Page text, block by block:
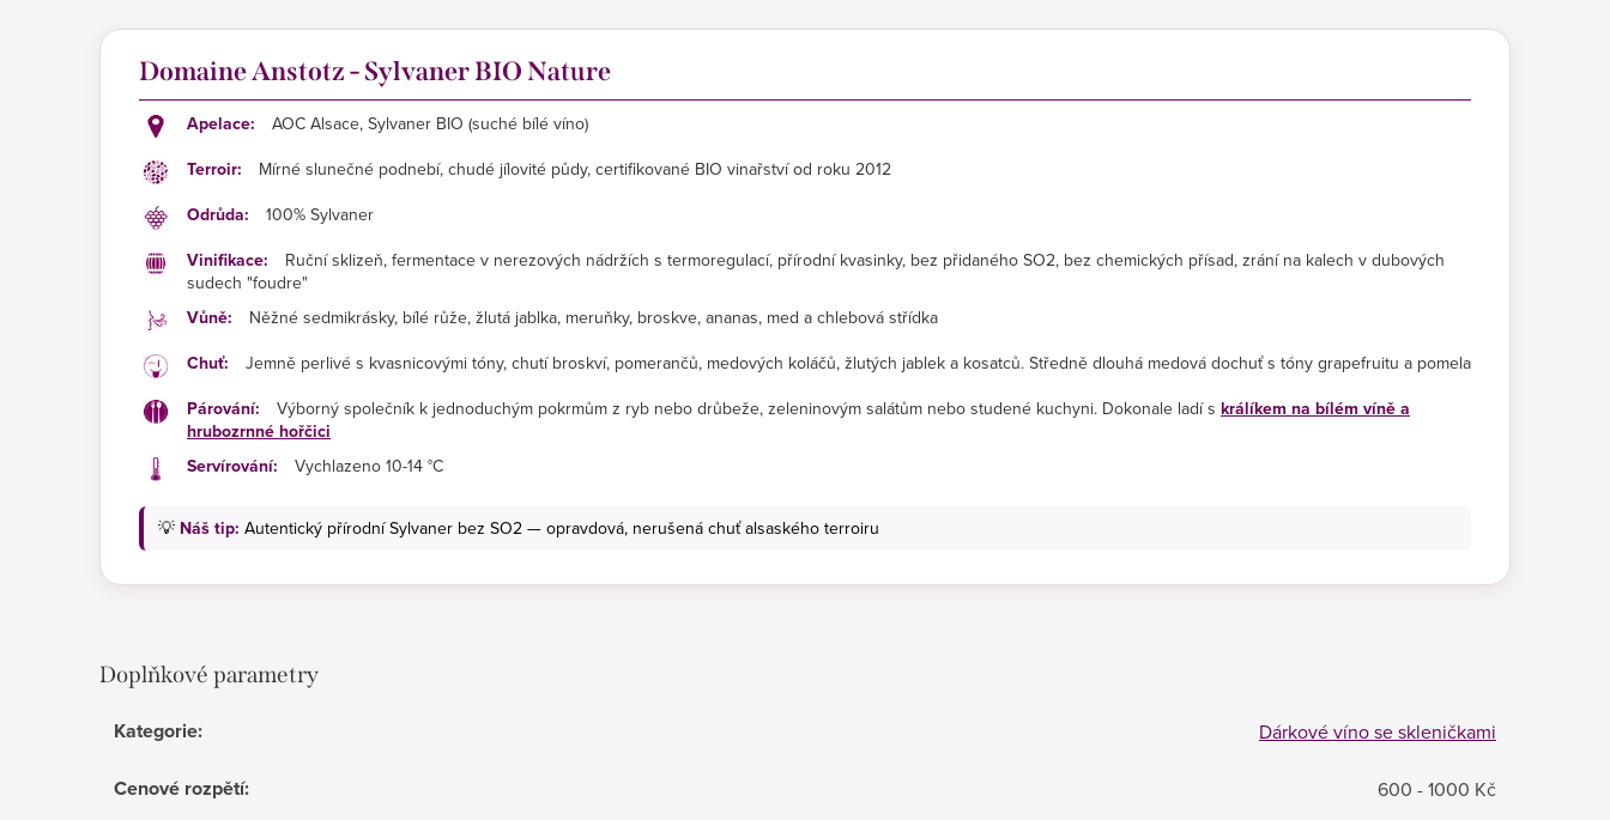
Domaine Anstotz - Sylvaner BIO Nature
Apelace: AOC Alsace, Sylvaner BIO (suché bílé víno)
Terroir: Mírné slunečné podnebí, chudé jílovité půdy, certifikované BIO vinařství od roku 2012
Odrůda: 100% Sylvaner
Vinifikace:
Ruční sklizeň, fermentace v nerezových nádržích s termoregulací, přírodní kvasinky, bez přidaného SO2, bez chemických přísad, zrání na kalech v dubových
sudech "foudre"
Vůně: Něžné sedmikrásky, bílé růže, žlutá jablka, meruňky, broskve, ananas, med a chlebová střídka
Chuť: Jemně perlivé s kvasnicovými tóny, chutí broskví, pomerančů, medových koláčů, žlutých jablek a kosatců. Středně dlouhá medová dochuť s tóny grapefruitu a pomela
Párování: Výborný společník k jednoduchým pokrmům z ryb nebo drůbeže, zeleninovým salátům nebo studené kuchyni. Dokonale ladí s králíkem na bílém víně a
hrubozrnné hořčici
Servírování:
Vychlazeno 10-14 °C
💡 Náš tip: Autentický přírodní Sylvaner bez SO2 — opravdová, nerušená chuť alsaského terroiru
Doplňkové parametry
Kategorie: Dárkové víno se skleničkami
Cenové rozpětí: 600 - 1000 Kč